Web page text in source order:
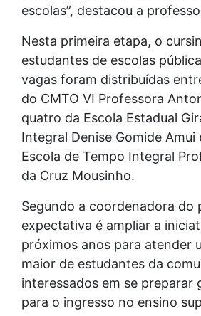
escolas”, destacou a
Nesta primeira etapa, o
estudantes de escolas
vagas foram distribuídas
do CMTO VI Professora
quatro da Escola Estadual
Integral Denise Gomide Amui
Escola de Tempo Integral
da Cruz Mousinho.
Segundo a coordenadora do
expectativa é ampliar a
próximos anos para atender
maior de estudantes da
interessados em se preparar
para o ingresso no ensino